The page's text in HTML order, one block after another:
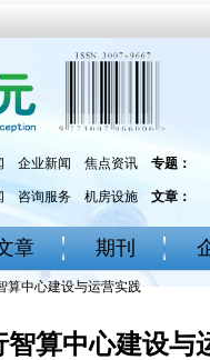
企业新闻 焦点资讯 专题：
咨询服务 机房设施 文章：
章 期刊
算中心建设与运营实践
智算中心建设与